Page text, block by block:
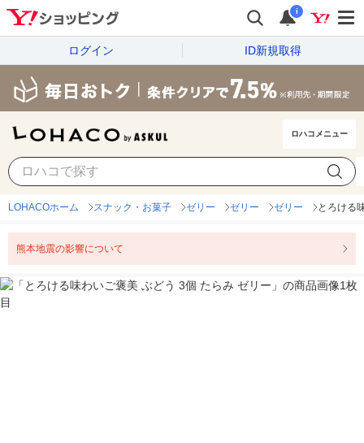
i
ログイン ID新規取得
ロハコメニュー
LOHACOホーム スナック・お菓子 ゼリー ゼリー ゼリー とろける
熊本地震の影響について